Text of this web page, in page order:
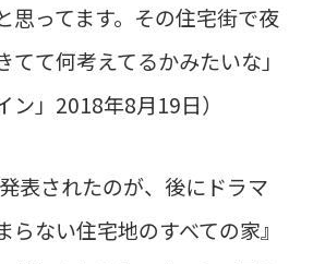
思ってます。その住宅街で夜
てて何考えてるかみたいな」
ン」2018年8月19日）
表されたのが、後にドラマ
ない住宅地のすべての家』